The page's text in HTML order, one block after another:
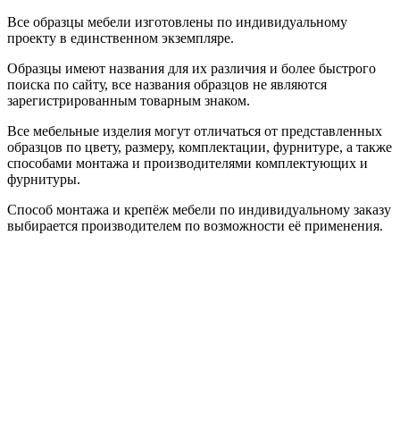
Все образцы мебели изготовлены по индивидуальному
проекту в единственном экземпляре.
Образцы имеют названия для их различия и более быстрого
поиска по сайту, все названия образцов не являются
зарегистрированным товарным знаком.
Все мебельные изделия могут отличаться от представленных
образцов по цвету, размеру, комплектации, фурнитуре, а также
способами монтажа и производителями комплектующих и
фурнитуры.
Способ монтажа и крепёж мебели по индивидуальному заказу
выбирается производителем по возможности её применения.